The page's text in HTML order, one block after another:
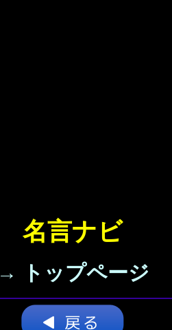
名言ナビ
→ トップページ